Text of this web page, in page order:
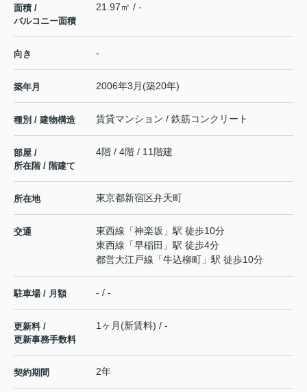
面積 /
バルコニー面積
21.97㎡ / -
向き -
築年月 2006年3月(築20年)
種別 / 建物構造 賃貸マンション / 鉄筋コンクリート
部屋 /
所在階 / 階建て
4階 / 4階 / 11階建
所在地 東京都新宿区弁天町
交通 東西線 「神楽坂 」駅 徒歩10分
東西線 「早稲田 」駅 徒歩4分
都営大江戸線 「牛込柳町 」駅 徒歩10分
駐車場 / 月額 - / -
更新料 /
更新事務手数料
1ヶ月(新賃料) / -
契約期間 2年